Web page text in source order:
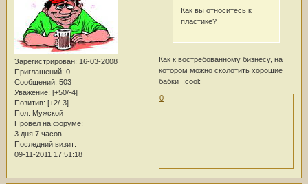
Зарегистрирован: 16-03-2008
Приглашений: 0
Сообщений: 503
Уважение: [+50/-4]
Позитив: [+2/-3]
Пол: Мужской
Провел на форуме:
3 дня 7 часов
Последний визит:
09-11-2011 17:51:18
Как вы относитесь к
пластике?
Как к востребованному бизнесу, на
котором можно сколотить хорошие
бабки :cool:
0